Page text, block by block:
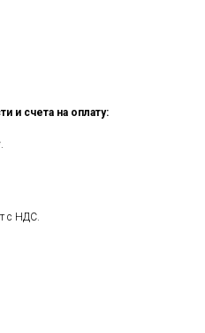
и счета на оплату:
с НДС.